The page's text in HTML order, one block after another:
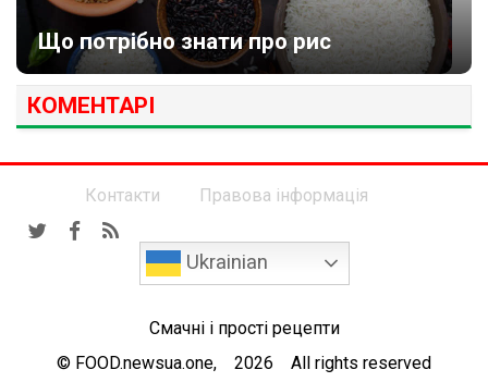
Що потрібно знати про рис
КОМЕНТАРІ
Контакти Правова інформація
Ukrainian
Смачні і прості рецепти
© FOOD.newsua.one, 2026 All rights reserved